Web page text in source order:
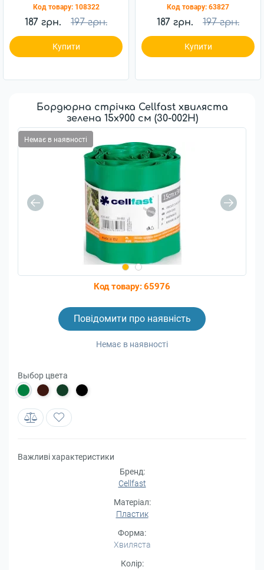
Код товару: 108322
187 грн. 197 грн.
Купити
Код товару: 63827
187 грн. 197 грн.
Купити
Бордюрна стрічка Cellfast хвиляста
зелена 15x900 см (30-002H)
Немає в наявності
Код товару:65976
Немає в наявності
Повідомити про наявність
Выбор цвета
Важливі характеристики
Бренд:
Cellfast
Матеріал:
Пластик
Форма:
Хвиляста
Колір: